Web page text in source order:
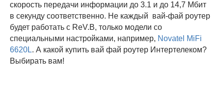
скорость передачи информации до 3.1 и до 14,7 Мбит
в секунду соответственно. Не каждый вай-фай роутер
будет работать с ReV.B, только модели со
специальными настройками, например, Novatel MiFi
6620L. А какой купить вай фай роутер Интертелеком?
Выбирать вам!